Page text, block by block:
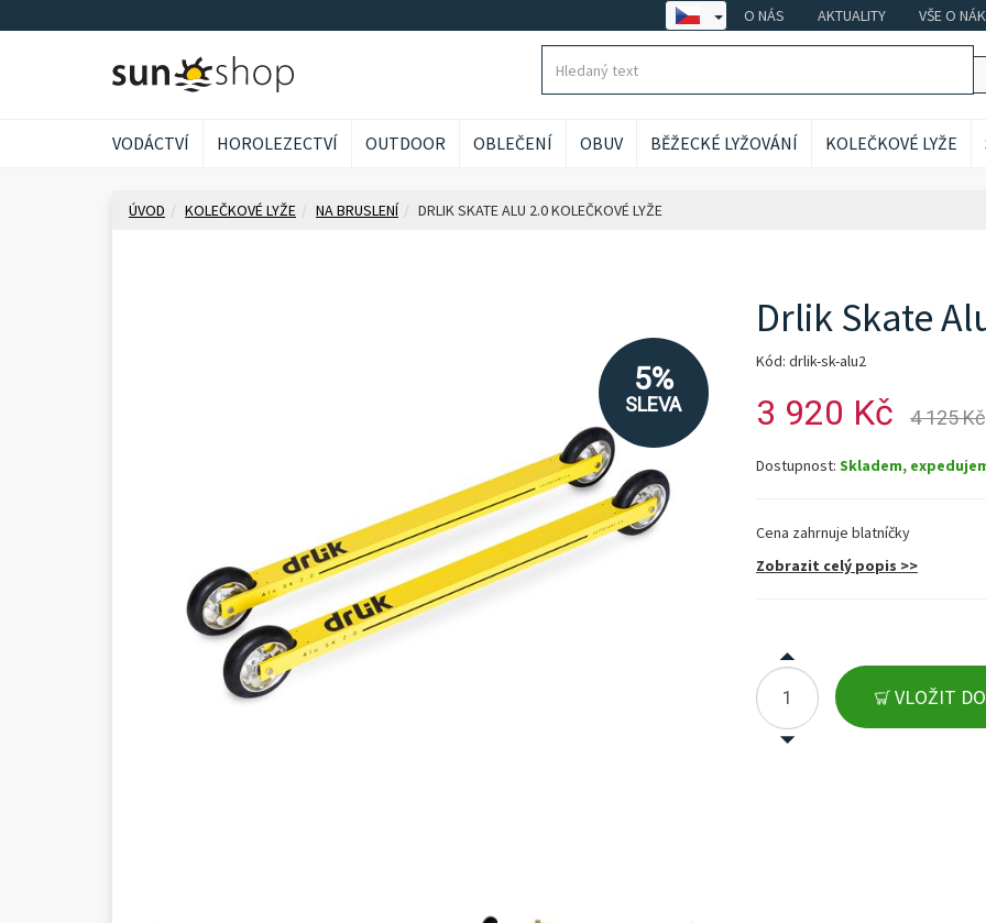
O NÁS AKTUALITY VŠE O
VODÁCTVÍ HOROLEZECTVÍ OUTDOOR OBLEČENÍ OBUV BĚŽECKÉ LYŽOVÁNÍ KOLEČKOVÉ LYŽE
ÚVOD KOLEČKOVÉ LYŽE NA BRUSLENÍ DRLIK SKATE ALU 2.0 KOLEČKOVÉ LYŽE
5%
SLEVA
Drlik Skate
Kód: drlik-sk-alu2
3 920 Kč 4 125 Kč
Dostupnost: Skladem,
Cena zahrnuje blatníčky
Zobrazit celý popis >>
VLOŽIT